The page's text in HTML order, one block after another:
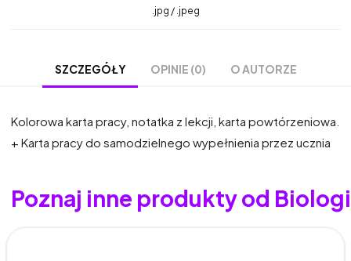
.jpg / .jpeg
SZCZEGÓŁY OPINIE (0) O AUTORZE
Kolorowa karta pracy, notatka z lekcji, karta powtórzeniowa.
+ Karta pracy do samodzielnego wypełnienia przez ucznia
Poznaj inne produkty od